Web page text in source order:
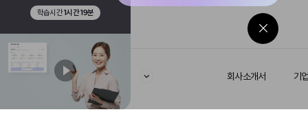
학습시간1시간 19분
주식회사 에듀스 © Educe Co.,LTD 회사소개서 기